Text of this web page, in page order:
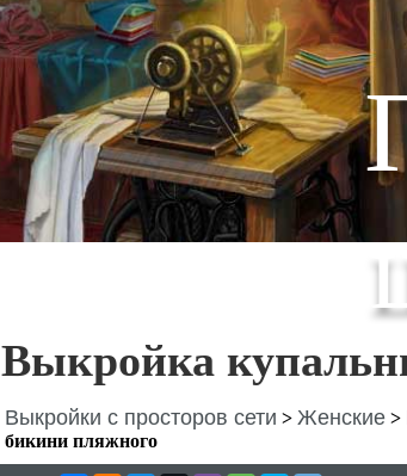
Выкройка
Выкройки с просторов сети > Женские >
бикини пляжного